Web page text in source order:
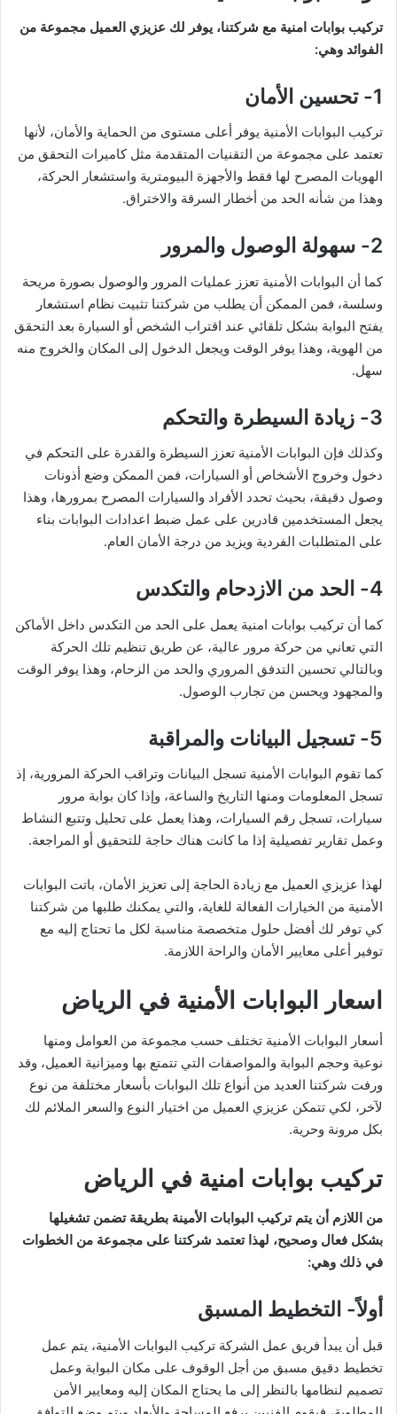
تركيب بوابات امنية مع شركتنا، يوفر لك عزيزي العميل مجموعة من
الفوائد وهي:
1- تحسين الأمان
تركيب البوابات الأمنية يوفر أعلى مستوى من الحماية والأمان، لأنها
تعتمد على مجموعة من التقنيات المتقدمة مثل كاميرات التحقق من
الهويات المصرح لها فقط والأجهزة البيومترية واستشعار الحركة،
وهذا من شأنه الحد من أخطار السرقة والاختراق.
2- سهولة الوصول والمرور
كما أن البوابات الأمنية تعزز عمليات المرور والوصول بصورة مريحة
وسلسة، فمن الممكن أن يطلب من شركتنا تثبيت نظام استشعار
يفتح البوابة بشكل تلقائي عند اقتراب الشخص أو السيارة بعد التحقق
من الهوية، وهذا يوفر الوقت ويجعل الدخول إلى المكان والخروج منه
سهل.
3- زيادة السيطرة والتحكم
وكذلك فإن البوابات الأمنية تعزز السيطرة والقدرة على التحكم في
دخول وخروج الأشخاص أو السيارات، فمن الممكن وضع أذونات
وصول دقيقة، بحيث تحدد الأفراد والسيارات المصرح بمرورها، وهذا
يجعل المستخدمين قادرين على عمل ضبط اعدادات البوابات بناء
على المتطلبات الفردية ويزيد من درجة الأمان العام.
4- الحد من الازدحام والتكدس
كما أن تركيب بوابات امنية يعمل على الحد من التكدس داخل الأماكن
التي تعاني من حركة مرور عالية، عن طريق تنظيم تلك الحركة
وبالتالي تحسين التدفق المروري والحد من الزحام، وهذا يوفر الوقت
والمجهود ويحسن من تجارب الوصول.
5- تسجيل البيانات والمراقبة
كما تقوم البوابات الأمنية تسجل البيانات وتراقب الحركة المرورية، إذ
تسجل المعلومات ومنها التاريخ والساعة، وإذا كان بوابة مرور
سيارات، تسجل رقم السيارات، وهذا يعمل على تحليل وتتبع النشاط
وعمل تقارير تفصيلية إذا ما كانت هناك حاجة للتحقيق أو المراجعة.
لهذا عزيزي العميل مع زيادة الحاجة إلى تعزيز الأمان، باتت البوابات
الأمنية من الخيارات الفعالة للغاية، والتي يمكنك طلبها من شركتنا
كي توفر لك أفضل حلول متخصصة مناسبة لكل ما تحتاج إليه مع
توفير أعلى معايير الأمان والراحة اللازمة.
اسعار البوابات الأمنية في الرياض
أسعار البوابات الأمنية تختلف حسب مجموعة من العوامل ومنها
نوعية وحجم البوابة والمواصفات التي تتمتع بها وميزانية العميل، وقد
ورفت شركتنا العديد من أنواع تلك البوابات بأسعار مختلفة من نوع
لآخر، لكي تتمكن عزيزي العميل من اختيار النوع والسعر الملائم لك
بكل مرونة وحرية.
تركيب بوابات امنية في الرياض
من اللازم أن يتم تركيب البوابات الأمينة بطريقة تضمن تشغيلها
بشكل فعال وصحيح، لهذا تعتمد شركتنا على مجموعة من الخطوات
في ذلك وهي:
أولاً- التخطيط المسبق
قبل أن يبدأ فريق عمل الشركة تركيب البوابات الأمنية، يتم عمل
تخطيط دقيق مسبق من أجل الوقوف على مكان البوابة وعمل
تصميم لنظامها بالنظر إلى ما يحتاج المكان إليه ومعايير الأمن